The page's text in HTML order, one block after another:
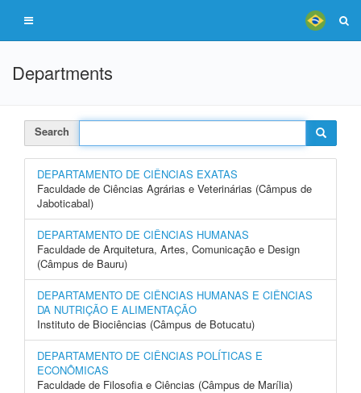
Departments
Search
DEPARTAMENTO DE CIÊNCIAS EXATAS
Faculdade de Ciências Agrárias e Veterinárias (Câmpus de
Jaboticabal)
DEPARTAMENTO DE CIÊNCIAS HUMANAS
Faculdade de Arquitetura, Artes, Comunicação e Design
(Câmpus de Bauru)
DEPARTAMENTO DE CIÊNCIAS HUMANAS E CIÊNCIAS
DA NUTRIÇÃO E ALIMENTAÇÃO
Instituto de Biociências (Câmpus de Botucatu)
DEPARTAMENTO DE CIÊNCIAS POLÍTICAS E
ECONÔMICAS
Faculdade de Filosofia e Ciências (Câmpus de Marília)